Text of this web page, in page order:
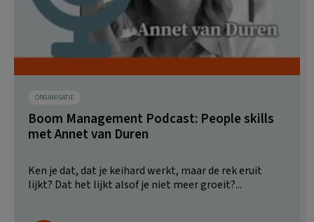
ORGANISATIE
Boom Management Podcast: People skills
met Annet van Duren
Ken je dat, dat je keihard werkt, maar de rek eruit
lijkt? Dat het lijkt alsof je niet meer groeit?...